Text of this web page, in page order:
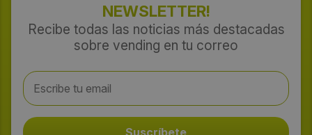
NEWSLETTER!
Recibe todas las noticias más destacadas
sobre vending en tu correo